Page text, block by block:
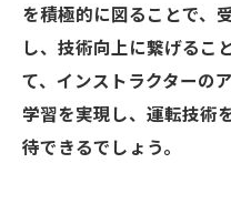
を積極的に図ることで、
し、技術向上に繋げるこ
て、インストラクターの
学習を実現し、運転技術
待できるでしょう。